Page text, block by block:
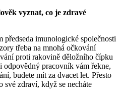
vyznat, co je zdravé
předseda imunologické společnosti
třeba na mnohá očkování
proti rakovině děložního čípku
odpovědný pracovník vám řekne,
budete mít za dvacet let. Přesto
své zdraví, když se necháte